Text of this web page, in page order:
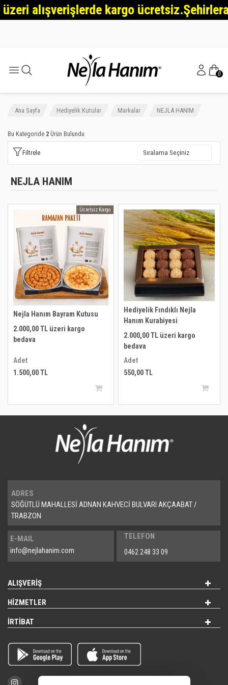
alışverişlerde kargo
0
Ana Sayfa Hediyelik Kutular Markalar NEJLA HANIM
Bu Kategoride 2 Ürün Bulundu
Filtrele
NEJLA HANIM
Ücretsiz Kargo
Nejla Hanım Bayram Kutusu
2.000,00 TL üzeri kargo
bedava
Adet
1.500,00 TL
Hediyelik Fındıklı Nejla
Hanım Kurabiyesi
2.000,00 TL üzeri kargo
bedava
Adet
550,00 TL
ADRES
SÖĞÜTLÜ MAHALLESİ ADNAN KAHVECİ BULVARI AKÇAABAT /
TRABZON
E-MAIL
info@nejlahanim.com
TELEFON
0462 248 33 09
ALIŞVERİŞ
HİZMETLER
İRTİBAT